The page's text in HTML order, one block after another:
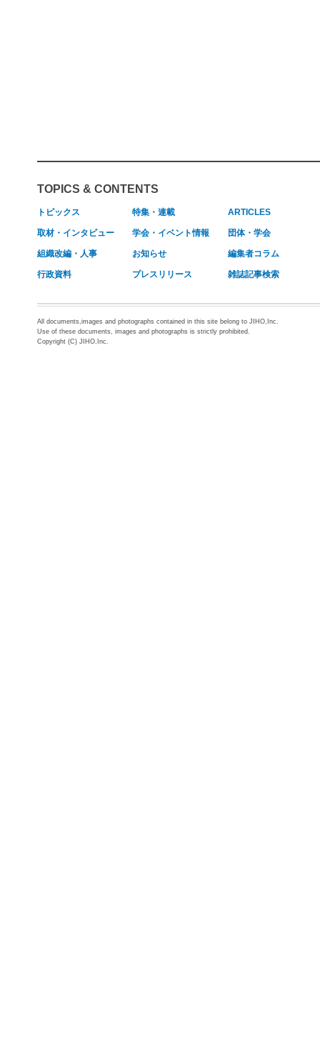
TOPICS & CONTENTS
トピックス 特集・連載 ARTICLES
取材・インタビュー 学会・イベント情報 団体・学会
組織改編・人事 お知らせ 編集者コラム
行政資料 プレスリリース 雑誌記事検索
All documents,images and photographs contained in this site belong to JIHO,Inc.
Use of these documents, images and photographs is strictly prohibited.
Copyright (C) JIHO,Inc.